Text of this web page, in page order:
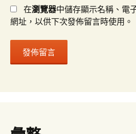
在瀏覽器中儲存顯示名稱、電
網址，以供下次發佈留言時使用。